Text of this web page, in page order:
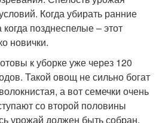
Когда убирать ранние
позднеспелые – этот
новички.
к уборке уже через 120
Такой овощ не сильно богат
а вот семечки очень
со второй половины
урожай должен быть собран.